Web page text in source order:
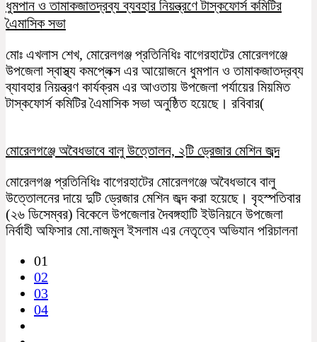
ধুমপান ও তামাকজাতদ্রব্য ব্যবহার নিয়ন্ত্রণে টাস্কফোর্স কমিটির
এৈমাসিক সভা
মোঃ এখলাস শেখ, মোরেলগঞ্জ প্রতিনিধিঃ বাগেরহাটের মোরেলগঞ্জে
উপজেলা স্বাস্থ্য কমপ্লেক্স এর আয়োজনে ধুমপান ও তামাকজাতদ্রব্য
ব্যাবহার নিয়ন্ত্রণ কার্যক্রম এর আওতায় উপজেলা পর্যায়ের মিয়মিত
টাস্কফোর্স কমিটির এৈমাসিক সভা অনুষ্ঠিত হয়েছে। রবিবার(
মোরেলগঞ্জে অবৈধভাবে বালু উত্তোলন, ২টি ড্রেজার মেশিন জব্দ
মোরেলগঞ্জ প্রতিনিধিঃ বাগেরহাটের মোরেলগঞ্জে অবৈধভাবে বালু
উত্তোলনের দায়ে দুটি ড্রেজার মেশিন জব্দ করা হয়েছে। বৃহস্পতিবার
(২৬ ডিসেম্বর) বিকেলে উপজেলার দৈবঙ্গহাটি ইউনিয়নে উপজেলা
নির্বাহী অফিসার মো.নাজমুল ইসলাম এর নেতৃত্বে অভিযান পরিচালনা
01
02
03
04